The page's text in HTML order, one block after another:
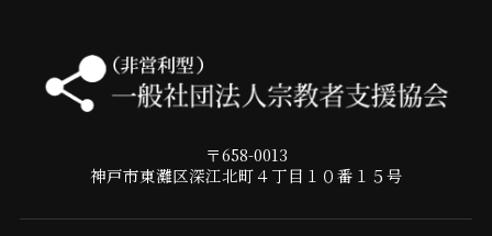
〒658-0013
神戸市東灘区深江北町４丁目１０番１５号